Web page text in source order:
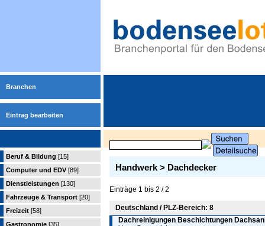
Branchen
Eintrag bearbeiten
Beruf & Bildung [15]
Computer und EDV [89]
Dienstleistungen [130]
Fahrzeuge & Transport [20]
Freizeit [58]
Gastronomie [35]
Handwerk > Dachdecker
Einträge 1 bis 2 / 2
Deutschland / PLZ-Bereich: 8
Dachreinigungen Beschichtungen